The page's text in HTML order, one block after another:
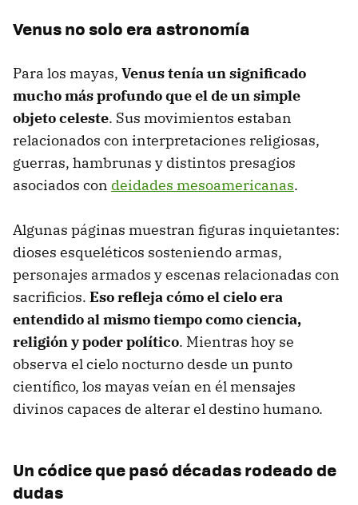
Venus no solo era astronomía
Para los mayas, Venus tenía un significado
mucho más profundo que el de un simple
objeto celeste. Sus movimientos estaban
relacionados con interpretaciones religiosas,
guerras, hambrunas y distintos presagios
asociados con deidades mesoamericanas.
Algunas páginas muestran figuras inquietantes:
dioses esqueléticos sosteniendo armas,
personajes armados y escenas relacionadas con
sacrificios. Eso refleja cómo el cielo era
entendido al mismo tiempo como ciencia,
religión y poder político. Mientras hoy se
observa el cielo nocturno desde un punto
científico, los mayas veían en él mensajes
divinos capaces de alterar el destino humano.
Un códice que pasó décadas rodeado de
dudas